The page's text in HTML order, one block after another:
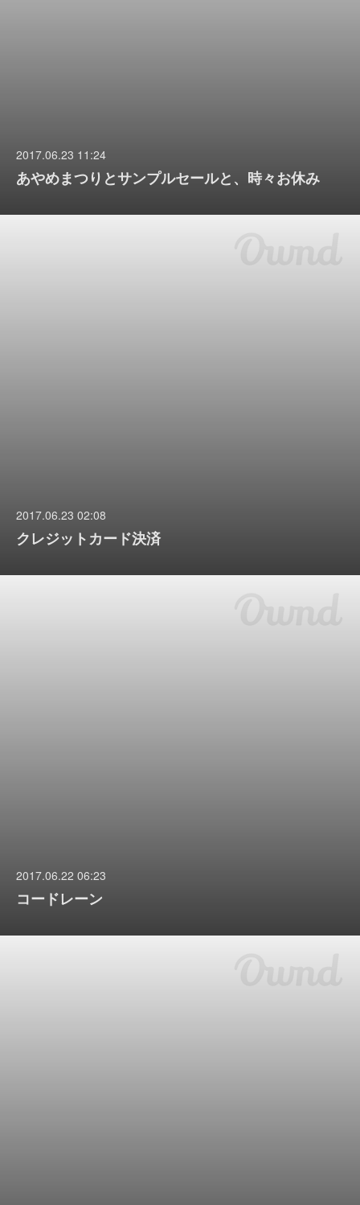
2017.06.23 11:24
あやめまつりとサンプルセールと、時々お休み
2017.06.23 02:08
クレジットカード決済
2017.06.22 06:23
コードレーン